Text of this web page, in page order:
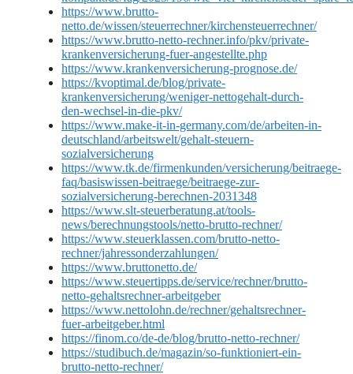
https://www.brutto-
netto.de/wissen/steuerrechner/kirchensteuerrechner/
https://www.brutto-netto-rechner.info/pkv/private-
krankenversicherung-fuer-angestellte.php
https://www.krankenversicherung-prognose.de/
https://kvoptimal.de/blog/private-
krankenversicherung/weniger-nettogehalt-durch-
den-wechsel-in-die-pkv/
https://www.make-it-in-germany.com/de/arbeiten-in-
deutschland/arbeitswelt/gehalt-steuern-
sozialversicherung
https://www.tk.de/firmenkunden/versicherung/beitraege-
faq/basiswissen-beitraege/beitraege-zur-
sozialversicherung-berechnen-2031348
https://www.slt-steuerberatung.at/tools-
news/berechnungstools/netto-brutto-rechner/
https://www.steuerklassen.com/brutto-netto-
rechner/jahressonderzahlungen/
https://www.bruttonetto.de/
https://www.steuertipps.de/service/rechner/brutto-
netto-gehaltsrechner-arbeitgeber
https://www.nettolohn.de/rechner/gehaltsrechner-
fuer-arbeitgeber.html
https://finom.co/de-de/blog/brutto-netto-rechner/
https://studibuch.de/magazin/so-funktioniert-ein-
brutto-netto-rechner/